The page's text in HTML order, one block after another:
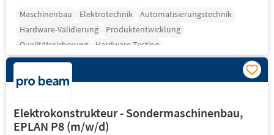
Maschinenbau Elektrotechnik
Automatisierungstechnik
Hardware-Validierung
Produktentwicklung
Qualitätssicherung
Hardware-Testing
Elektrokonstrukteur - Sondermaschinenbau,
EPLAN P8 (m/w/d)